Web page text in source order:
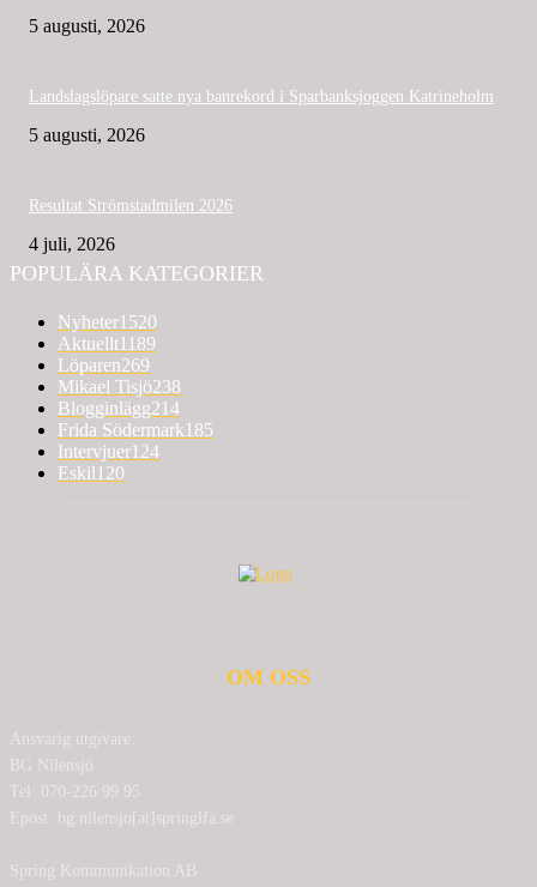
5 augusti, 2026
Landslagslöpare satte nya banrekord i Sparbanksjoggen Katrineholm
5 augusti, 2026
Resultat Strömstadmilen 2026
4 juli, 2026
POPULÄRA KATEGORIER
Nyheter1520
Aktuellt1189
Löparen269
Mikael Tisjö238
Blogginlägg214
Frida Södermark185
Intervjuer124
Eskil120
OM OSS
Ansvarig utgivare:
BG Nilensjö
Tel: 070-226 99 95
Epost: bg.nilensjo[at]springlfa.se
Spring Kommunikation AB